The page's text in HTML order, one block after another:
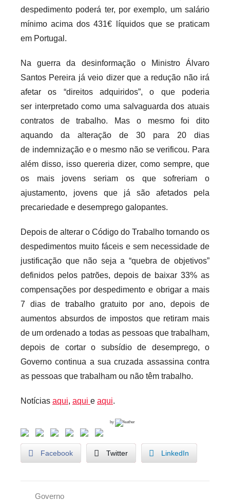
despedimento poderá ter, por exemplo, um salário
mínimo acima dos 431€ líquidos que se praticam
em Portugal.
Na guerra da desinformação o Ministro Álvaro
Santos Pereira já veio dizer que a redução não irá
afetar os “direitos adquiridos”, o que poderia
ser interpretado como uma salvaguarda dos atuais
contratos de trabalho. Mas o mesmo foi dito
aquando da alteração de 30 para 20 dias
de indemnização e o mesmo não se verificou. Para
além disso, isso quereria dizer, como sempre, que
os mais jovens seriam os que sofreriam o
ajustamento, jovens que já são afetados pela
precariedade e desemprego galopantes.
Depois de alterar o Código do Trabalho tornando os
despedimentos muito fáceis e sem necessidade de
justificação que não seja a “quebra de objetivos”
definidos pelos patrões, depois de baixar 33% as
compensações por despedimento e obrigar a mais
7 dias de trabalho gratuito por ano, depois de
aumentos absurdos de impostos que retiram mais
de um ordenado a todas as pessoas que trabalham,
depois de cortar o subsídio de desemprego, o
Governo continua a sua cruzada assassina contra
as pessoas que trabalham ou não têm trabalho.
Notícias aqui, aqui e aqui.
by
Facebook Twitter LinkedIn
Governo